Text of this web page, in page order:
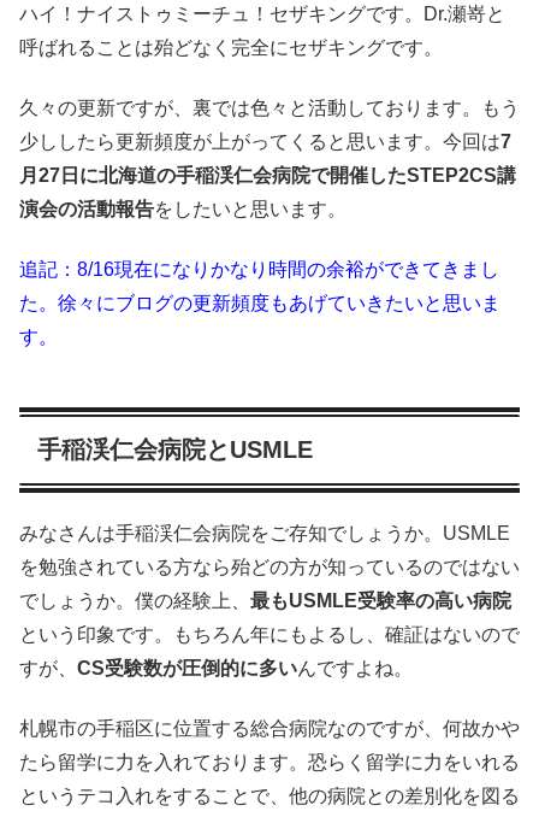
ハイ！ナイストゥミーチュ！セザキングです。Dr.瀬嵜と
呼ばれることは殆どなく完全にセザキングです。
久々の更新ですが、裏では色々と活動しております。もう
少ししたら更新頻度が上がってくると思います。今回は7
月27日に北海道の手稲渓仁会病院で開催したSTEP2CS講
演会の活動報告をしたいと思います。
追記：8/16現在になりかなり時間の余裕ができてきまし
た。徐々にブログの更新頻度もあげていきたいと思いま
す。
手稲渓仁会病院とUSMLE
みなさんは手稲渓仁会病院をご存知でしょうか。USMLE
を勉強されている方なら殆どの方が知っているのではない
でしょうか。僕の経験上、 最もUSMLE受験率の高い病院
という印象です。もちろん年にもよるし、確証はないので
すが、 CS受験数が圧倒的に多いんですよね。
札幌市の手稲区に位置する総合病院なのですが、何故かや
たら留学に力を入れております。恐らく留学に力をいれる
というテコ入れをすることで、他の病院との差別化を図る